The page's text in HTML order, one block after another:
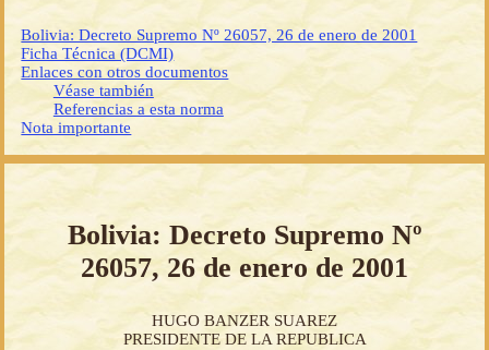
Bolivia: Decreto Supremo Nº 26057, 26 de enero de 2001
Ficha Técnica (DCMI)
Enlaces con otros documentos
Véase también
Referencias a esta norma
Nota importante
Bolivia: Decreto Supremo Nº
26057, 26 de enero de 2001
HUGO BANZER SUAREZ
PRESIDENTE DE LA REPUBLICA